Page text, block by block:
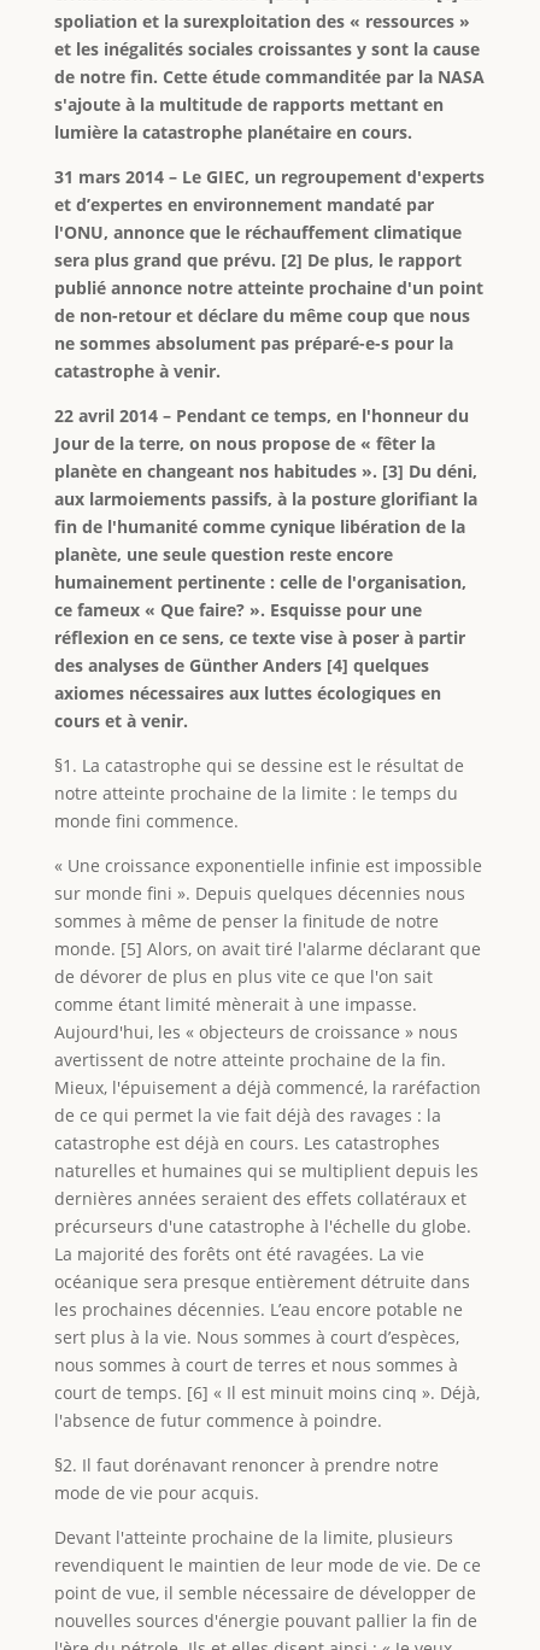
spoliation et la surexploitation des « ressources »
et les inégalités sociales croissantes y sont la cause
de notre fin. Cette étude commanditée par la NASA
s'ajoute à la multitude de rapports mettant en
lumière la catastrophe planétaire en cours.
31 mars 2014 – Le GIEC, un regroupement d'experts
et d’expertes en environnement mandaté par
l'ONU, annonce que le réchauffement climatique
sera plus grand que prévu. [2] De plus, le rapport
publié annonce notre atteinte prochaine d'un point
de non-retour et déclare du même coup que nous
ne sommes absolument pas préparé-e-s pour la
catastrophe à venir.
22 avril 2014 – Pendant ce temps, en l'honneur du
Jour de la terre, on nous propose de « fêter la
planète en changeant nos habitudes ». [3] Du déni,
aux larmoiements passifs, à la posture glorifiant la
fin de l'humanité comme cynique libération de la
planète, une seule question reste encore
humainement pertinente : celle de l'organisation,
ce fameux « Que faire? ». Esquisse pour une
réflexion en ce sens, ce texte vise à poser à partir
des analyses de Günther Anders [4] quelques
axiomes nécessaires aux luttes écologiques en
cours et à venir.
§1. La catastrophe qui se dessine est le résultat de
notre atteinte prochaine de la limite : le temps du
monde fini commence.
« Une croissance exponentielle infinie est impossible
sur monde fini ». Depuis quelques décennies nous
sommes à même de penser la finitude de notre
monde. [5] Alors, on avait tiré l'alarme déclarant que
de dévorer de plus en plus vite ce que l'on sait
comme étant limité mènerait à une impasse.
Aujourd'hui, les « objecteurs de croissance » nous
avertissent de notre atteinte prochaine de la fin.
Mieux, l'épuisement a déjà commencé, la raréfaction
de ce qui permet la vie fait déjà des ravages : la
catastrophe est déjà en cours. Les catastrophes
naturelles et humaines qui se multiplient depuis les
dernières années seraient des effets collatéraux et
précurseurs d'une catastrophe à l'échelle du globe.
La majorité des forêts ont été ravagées. La vie
océanique sera presque entièrement détruite dans
les prochaines décennies. L’eau encore potable ne
sert plus à la vie. Nous sommes à court d’espèces,
nous sommes à court de terres et nous sommes à
court de temps. [6] « Il est minuit moins cinq ». Déjà,
l'absence de futur commence à poindre.
§2. Il faut dorénavant renoncer à prendre notre
mode de vie pour acquis.
Devant l'atteinte prochaine de la limite, plusieurs
revendiquent le maintien de leur mode de vie. De ce
point de vue, il semble nécessaire de développer de
nouvelles sources d'énergie pouvant pallier la fin de